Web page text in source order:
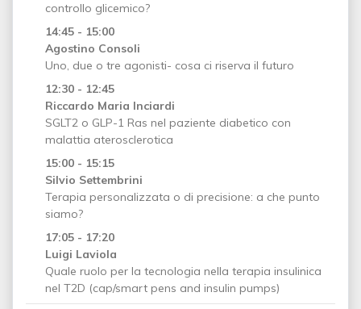
controllo glicemico?
14:45 - 15:00
Agostino Consoli
Uno, due o tre agonisti- cosa ci riserva il futuro
12:30 - 12:45
Riccardo Maria Inciardi
SGLT2 o GLP-1 Ras nel paziente diabetico con
malattia aterosclerotica
15:00 - 15:15
Silvio Settembrini
Terapia personalizzata o di precisione: a che punto
siamo?
17:05 - 17:20
Luigi Laviola
Quale ruolo per la tecnologia nella terapia insulinica
nel T2D (cap/smart pens and insulin pumps)